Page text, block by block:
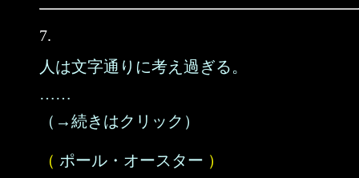
7.
人は文字通りに考え過ぎる。
……
（→続きはクリック）
（ ポール・オースター ）